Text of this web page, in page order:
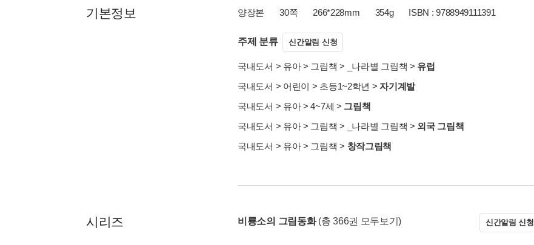
기본정보 양장본 30쪽 266*228mm 354g ISBN : 9788949111391
주제 분류 신간알림 신청
국내도서 > 유아> 그림책 > _나라별 그림책 > 유럽
국내도서 > 어린이 > 초등1~2학년 >자기계발
국내도서 > 유아>4~7세 > 그림책
국내도서 > 유아> 그림책 > _나라별 그림책 > 외국 그림책
국내도서 > 유아> 그림책 > 창작그림책
시리즈 비룡소의 그림동화 (총 366권 모두보기) 신간알림 신청